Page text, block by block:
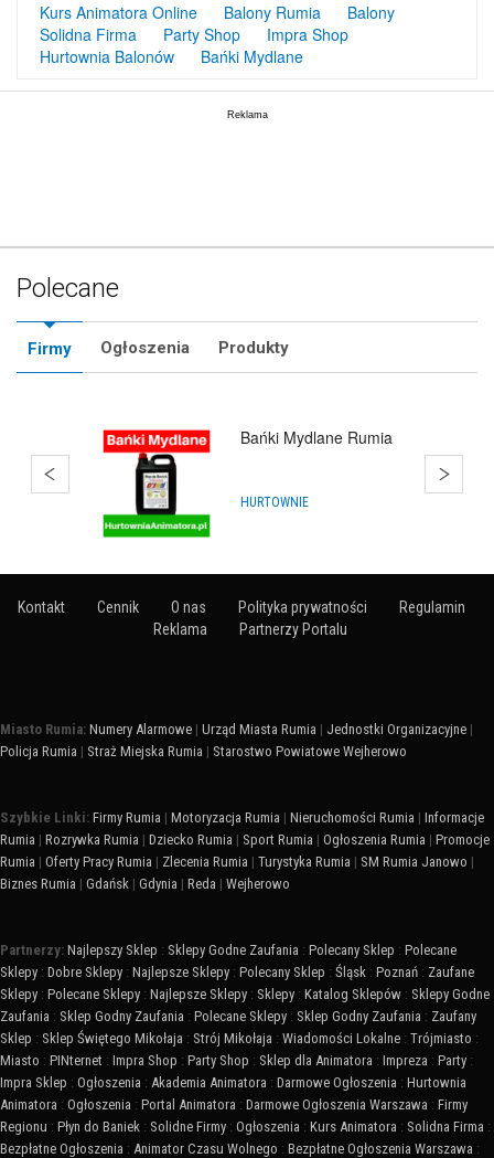
Kurs Animatora Online
Balony Rumia
Balony
Solidna Firma
Party Shop
Impra Shop
Hurtownia Balonów
Bańki Mydlane
Polecane
Firmy Ogłoszenia Produkty
Balony Rumia
ARTYKUŁY NA IMPREZY
Kontakt Cennik O nas Polityka prywatności
Regulamin
Reklama
Partnerzy Portalu
Miasto Rumia: Numery Alarmowe | Urząd Miasta Rumia | Jednostki Organizacyjne |
Policja Rumia | Straż Miejska Rumia | Starostwo Powiatowe Wejherowo
Szybkie Linki: Firmy Rumia | Motoryzacja Rumia | Nieruchomości Rumia | Informacje
Rumia | Rozrywka Rumia | Dziecko Rumia | Sport Rumia | Ogłoszenia Rumia | Promocje
Rumia | Oferty Pracy Rumia | Zlecenia Rumia | Turystyka Rumia | SM Rumia Janowo |
Biznes Rumia | Gdańsk | Gdynia | Reda | Wejherowo
Partnerzy: Najlepszy Sklep : Sklepy Godne Zaufania : Polecany Sklep : Polecane
Sklepy : Dobre Sklepy : Najlepsze Sklepy : Polecany Sklep : Śląsk : Poznań : Zaufane
Sklepy : Polecane Sklepy : Najlepsze Sklepy : Sklepy : Katalog Sklepów : Sklepy Godne
Zaufania : Sklep Godny Zaufania : Polecane Sklepy : Sklep Godny Zaufania : Zaufany
Sklep : Sklep Świętego Mikołaja : Strój Mikołaja : Wiadomości Lokalne : Trójmiasto :
Miasto : PINternet : Impra Shop : Party Shop : Sklep dla Animatora : Impreza : Party :
Impra Sklep : Ogłoszenia : Akademia Animatora : Darmowe Ogłoszenia : Hurtownia
Animatora : Ogłoszenia : Portal Animatora : Darmowe Ogłoszenia Warszawa : Firmy
Regionu : Płyn do Baniek : Solidne Firmy : Ogłoszenia : Kurs Animatora : Solidna Firma :
Bezpłatne Ogłoszenia : Animator Czasu Wolnego : Bezpłatne Ogłoszenia Warszawa :